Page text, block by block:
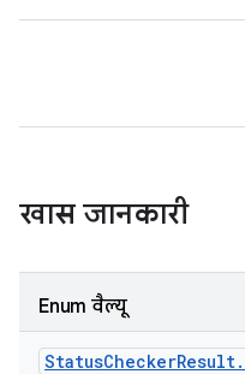
खास जानकारी
Enum वैल्यू
StatusCheckerResult.